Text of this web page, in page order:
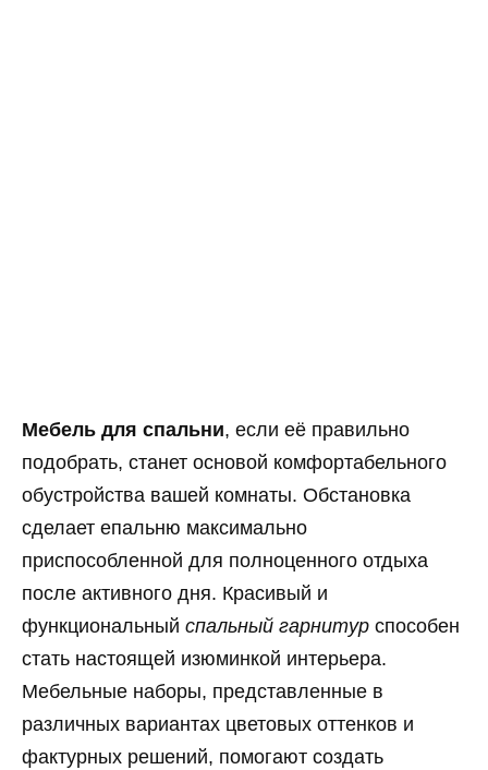
Мебель для спальни, если её правильно
подобрать, станет основой комфортабельного
обустройства вашей комнаты. Обстановка
сделает епальню максимально
приспособленной для полноценного отдыха
после активного дня. Красивый и
функциональный спальный гарнитур способен
стать настоящей изюминкой интерьера.
Мебельные наборы, представленные в
различных вариантах цветовых оттенков и
фактурных решений, помогают создать